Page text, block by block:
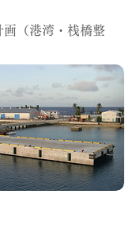
画（港湾・桟橋整